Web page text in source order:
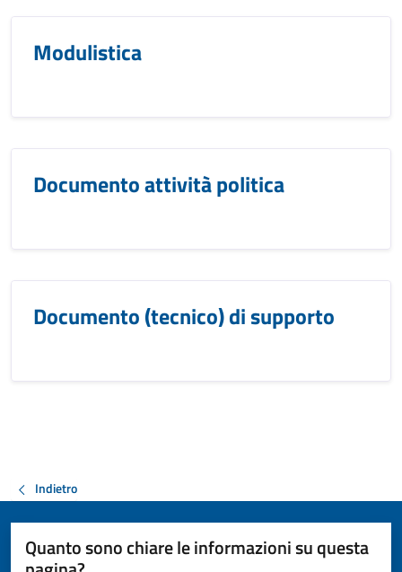
Modulistica
Documento attività politica
Documento (tecnico) di supporto
Indietro
Quanto sono chiare le informazioni su questa